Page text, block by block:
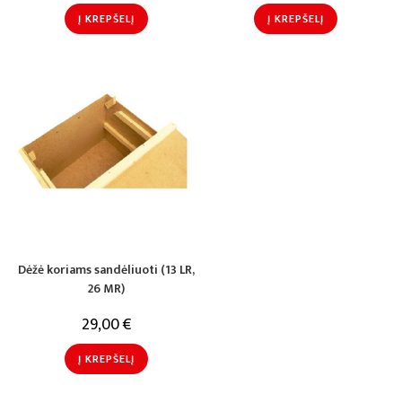
Į KREPŠELĮ Į KREPŠELĮ
Dėžė koriams sandėliuoti (13 LR,
26 MR)
29,00€
Į KREPŠELĮ